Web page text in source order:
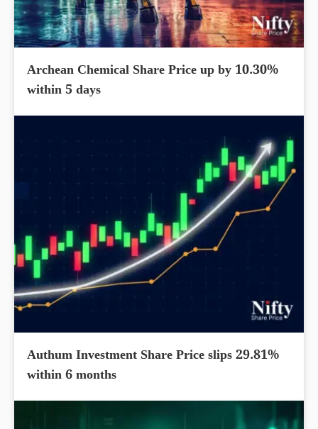
Archean Chemical Share Price up by 10.30%
within 5 days
Authum Investment Share Price slips 29.81%
within 6 months